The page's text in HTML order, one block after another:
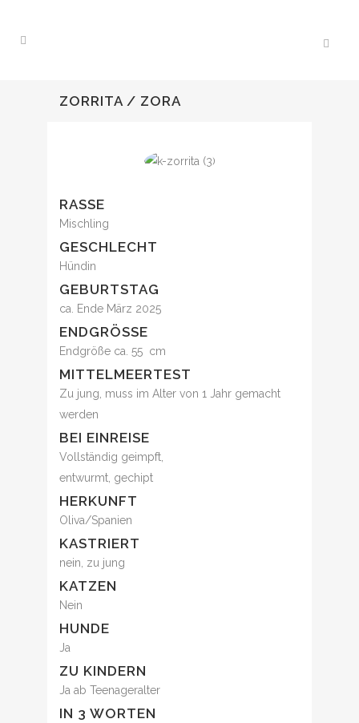
ZORRITA / ZORA
RASSE
Mischling
GESCHLECHT
Hündin
GEBURTSTAG
ca. Ende März 2025
ENDGRÖSSE
Endgröße ca. 55 cm
MITTELMEERTEST
Zu jung, muss im Alter von 1 Jahr gemacht
werden
BEI EINREISE
Vollständig geimpft,
entwurmt, gechipt
HERKUNFT
Oliva/Spanien
KASTRIERT
nein, zu jung
KATZEN
Nein
HUNDE
Ja
ZU KINDERN
Ja ab Teenageralter
IN 3 WORTEN